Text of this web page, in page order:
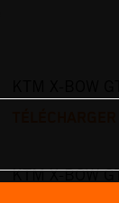
KTM X-BOW